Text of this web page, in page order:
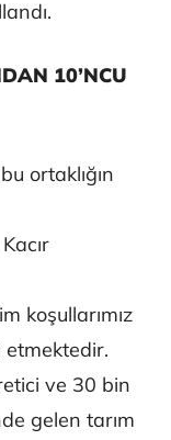
10’NCU
ortaklığın
koşullarımız
ve 30 bin
gelen tarım